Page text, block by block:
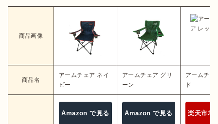
商品画像
商品名
アームチェア ネイ
ビー
アームチェア グリ
ーン
アームチェ
ド
Amazon で見る Amazon で見る 楽天市場